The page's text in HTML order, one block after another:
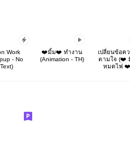
Work
- No
Text)
❤️มิ้ม❤️ ทำงาน
(Animation - TH)
เปลี่ยนข้อค
ตามใจ (❤️
หมดไฟ